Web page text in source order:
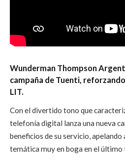
Wunderman Thompson
campaña de Tuenti,
LIT.
Con el divertido tono que
telefonía digital lanza una nueva
beneficios de su servicio, apelando
temática muy en boga en el último